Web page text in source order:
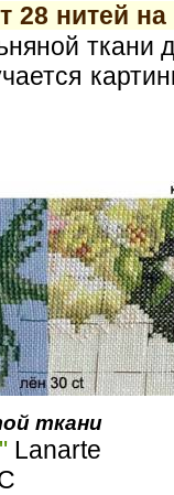
28 нитей
ткани
Lanarte